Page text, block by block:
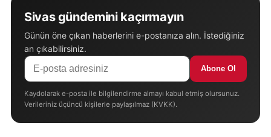
Sivas gündemini kaçırmayın
Günün öne çıkan haberlerini e-postanıza alın. İstediğiniz
an çıkabilirsiniz.
Abone Ol
Kaydolarak e-posta ile bilgilendirme almayı kabul etmiş olursunuz.
Verileriniz üçüncü kişilerle paylaşılmaz (KVKK).